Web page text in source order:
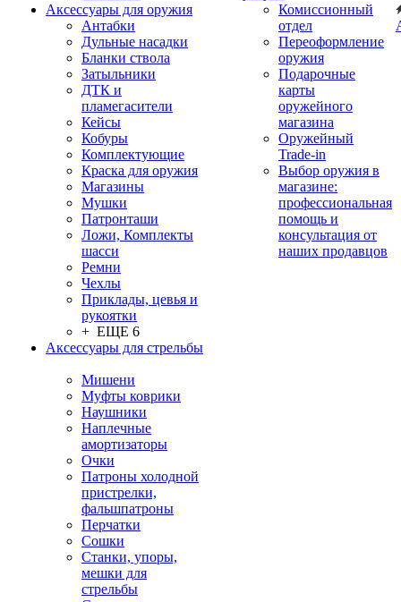
Аксессуары для оружия
Антабки
Дульные насадки
Бланки ствола
Затыльники
ДТК и
пламегасители
Кейсы
Кобуры
Комплектующие
Краска для оружия
Магазины
Мушки
Патронташи
Ложи, Комплекты
шасси
Ремни
Чехлы
Приклады, цевья и
рукоятки
+ ЕЩЕ 6
Аксессуары для стрельбы
Мишени
Муфты коврики
Наушники
Наплечные
амортизаторы
Очки
Патроны холодной
пристрелки,
фальшпатроны
Перчатки
Сошки
Станки, упоры,
мешки для
стрельбы
Комиссионный
отдел
Переоформление
оружия
Подарочные
карты
оружейного
магазина
Оружейный
Trade-in
Выбор оружия в
магазине:
профессиональная
помощь и
консультация от
наших продавцов